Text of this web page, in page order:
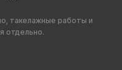
такелажные работы и
отдельно.